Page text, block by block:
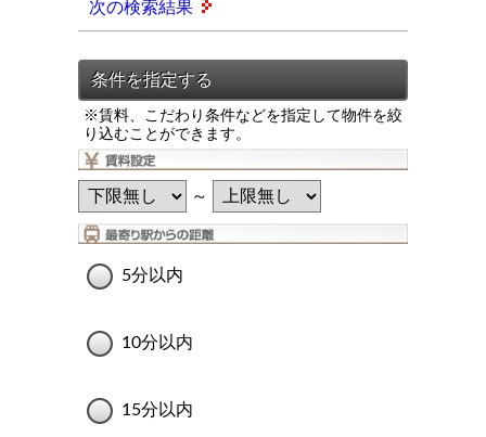
次の検索結果
※賃料、こだわり条件などを指定して物件を絞
り込むことができます。
～
5分以内
10分以内
15分以内